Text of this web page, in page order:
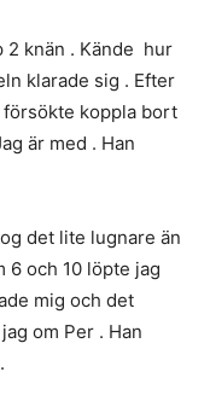
2 knän . Kände hur
klarade sig . Efter
koppla bort
är med . Han
det lite lugnare än
6 och 10 löpte jag
mig och det
om Per . Han